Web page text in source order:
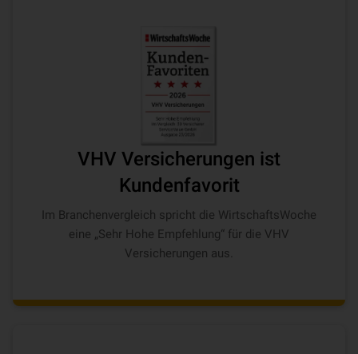
VHV Versicherungen ist
Kundenfavorit
Im Branchenvergleich spricht die WirtschaftsWoche
eine „Sehr Hohe Empfehlung“ für die VHV
Versicherungen aus.